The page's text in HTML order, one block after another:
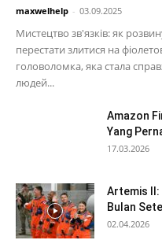
maxwelhelp - 03.09.2025
Мистецтво зв'язків: як
перестати злитися на
головоломка, яка стала
людей...
Amazon
Yang
17.03.2026
Artemis II:
Bulan
02.04.2026